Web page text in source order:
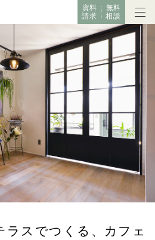
資料
請求
無料
相談
ラスでつくる、カフェ